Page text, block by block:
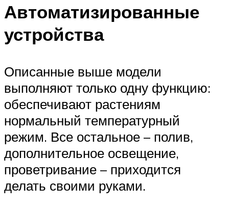
Автоматизированные
устройства
Описанные выше модели
выполняют только одну функцию:
обеспечивают растениям
нормальный температурный
режим. Все остальное – полив,
дополнительное освещение,
проветривание – приходится
делать своими руками.